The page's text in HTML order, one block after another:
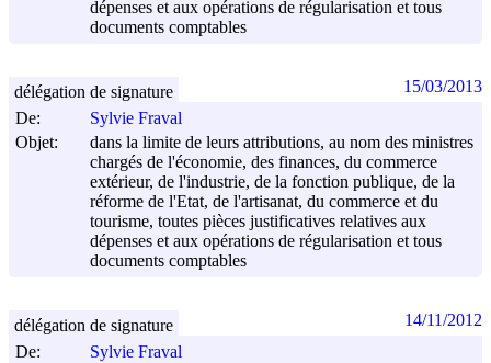
dépenses et aux opérations de régularisation et tous
documents comptables
De:
Sylvie Fraval
Objet:
dans la limite de leurs attributions, au nom des ministres
chargés de l'économie, des finances, du commerce
extérieur, de l'industrie, de la fonction publique, de la
réforme de l'Etat, de l'artisanat, du commerce et du
tourisme, toutes pièces justificatives relatives aux
dépenses et aux opérations de régularisation et tous
documents comptables
délégation de signature 15/03/2013
De:
Sylvie Fraval
délégation de signature 14/11/2012